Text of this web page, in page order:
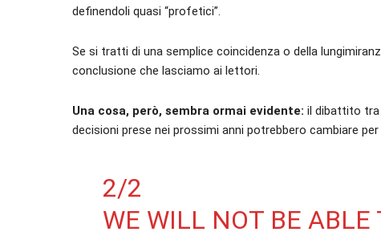
definendoli quasi “profetici”.
Se si tratti di una semplice coincidenza o della
conclusione che lasciamo ai lettori.
Una cosa, però, sembra ormai evidente: il dibattito tra
decisioni prese nei prossimi anni potrebbero cambiare
2/2
WE WILL NOT BE ABLE